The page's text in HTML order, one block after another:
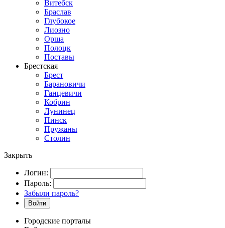
Витебск
Браслав
Глубокое
Лиозно
Орша
Полоцк
Поставы
Брестская
Брест
Барановичи
Ганцевичи
Кобрин
Лунинец
Пинск
Пружаны
Столин
Закрыть
Логин:
Пароль:
Забыли пароль?
Войти
Городские порталы